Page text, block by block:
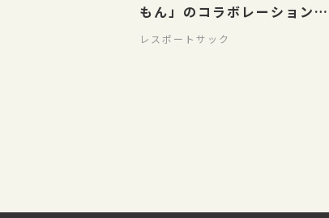
もん」のコラボレーションが
8/5（水）に発売
レスポートサック